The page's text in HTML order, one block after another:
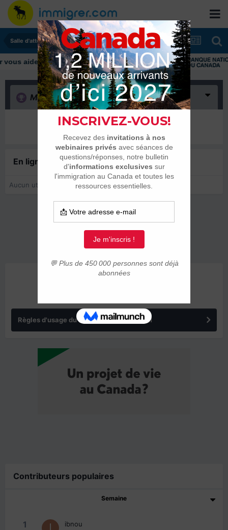
Salle d'attente - échanges de dates
aider tout au long de votre transition
Merci (0)
Il n’y a encore rien ici
En ligne récemment0 membre est en ligne
Aucun utilisateur enregistré regarde cette page.
Règles d'usage du forum IMMIGRER.COM
Contributeurs populaires
Semaine
1 ibnou